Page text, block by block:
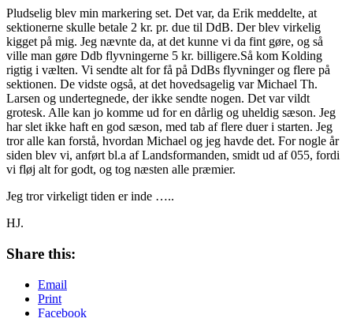
Pludselig blev min markering set. Det var, da Erik meddelte, at
sektionerne skulle betale 2 kr. pr. due til DdB. Der blev virkelig
kigget på mig. Jeg nævnte da, at det kunne vi da fint gøre, og så
ville man gøre Ddb flyvningerne 5 kr. billigere.Så kom Kolding
rigtig i vælten. Vi sendte alt for få på DdBs flyvninger og flere på
sektionen. De vidste også, at det hovedsagelig var Michael Th.
Larsen og undertegnede, der ikke sendte nogen. Det var vildt
grotesk. Alle kan jo komme ud for en dårlig og uheldig sæson. Jeg
har slet ikke haft en god sæson, med tab af flere duer i starten. Jeg
tror alle kan forstå, hvordan Michael og jeg havde det. For nogle år
siden blev vi, anført bl.a af Landsformanden, smidt ud af 055, fordi
vi fløj alt for godt, og tog næsten alle præmier.
Jeg tror virkeligt tiden er inde …..
HJ.
Share this:
Email
Print
Facebook